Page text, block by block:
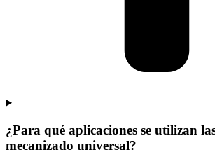
¿Para qué aplicaciones se utilizan
mecanizado universal?